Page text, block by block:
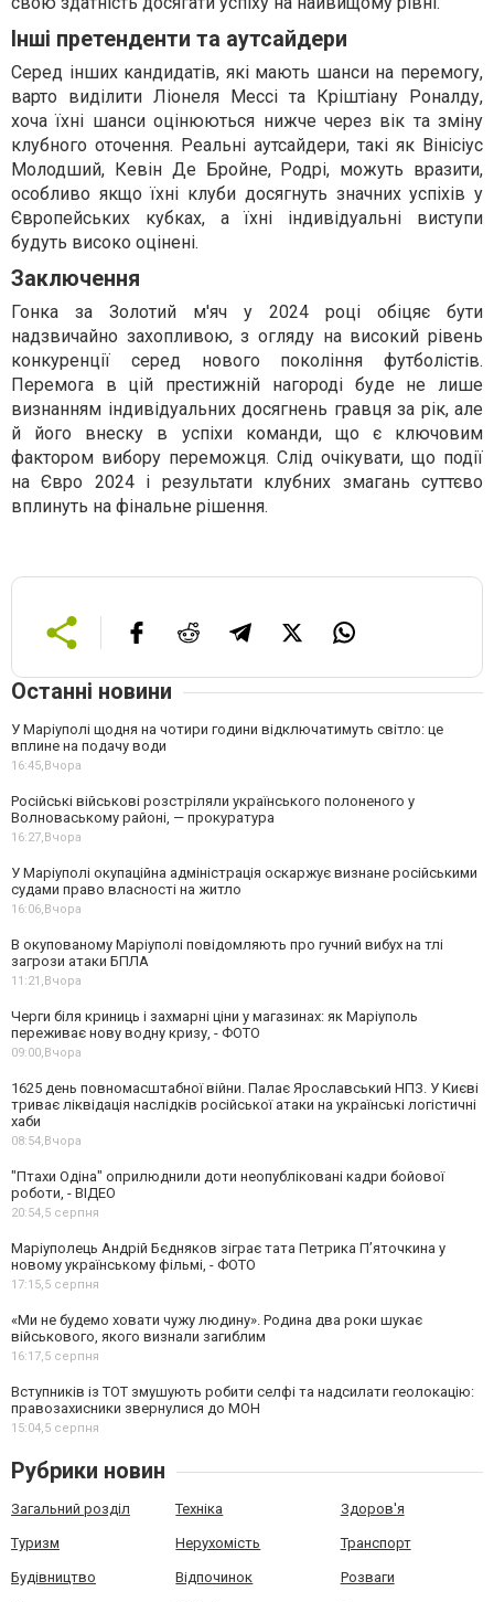
Інші претенденти та аутсайдери
Серед інших кандидатів, які мають шанси на перемогу,
варто виділити Ліонеля Мессі та Кріштіану Роналду,
хоча їхні шанси оцінюються нижче через вік та зміну
клубного оточення. Реальні аутсайдери, такі як Вінісіус
Молодший, Кевін Де Бройне, Родрі, можуть вразити,
особливо якщо їхні клуби досягнуть значних успіхів у
Європейських кубках, а їхні індивідуальні виступи
будуть високо оцінені.
Заключення
Гонка за Золотий м'яч у 2024 році обіцяє бути
надзвичайно захопливою, з огляду на високий рівень
конкуренції серед нового покоління футболістів.
Перемога в цій престижній нагороді буде не лише
визнанням індивідуальних досягнень гравця за рік, але
й його внеску в успіхи команди, що є ключовим
фактором вибору переможця. Слід очікувати, що події
на Євро 2024 і результати клубних змагань суттєво
вплинуть на фінальне рішення.
Останні новини
У Маріуполі щодня на чотири години відключатимуть світло: це
вплине на подачу води
16:45, Вчора
Російські військові розстріляли українського полоненого у
Волноваському районі, — прокуратура
16:27, Вчора
У Маріуполі окупаційна адміністрація оскаржує визнане російськими
судами право власності на житло
16:06, Вчора
В окупованому Маріуполі повідомляють про гучний вибух на тлі
загрози атаки БПЛА
11:21, Вчора
Черги біля криниць і захмарні ціни у магазинах: як Маріуполь
переживає нову водну кризу, - ФОТО
09:00, Вчора
1625 день повномасштабної війни. Палає Ярославський НПЗ. У Києві
триває ліквідація наслідків російської атаки на українські логістичні
хаби
08:54, Вчора
"Птахи Одіна" оприлюднили доти неопубліковані кадри бойової
роботи, - ВІДЕО
20:54,5 серпня
Маріуполець Андрій Бєдняков зіграє тата Петрика П’яточкина у
новому українському фільмі, - ФОТО
17:15,5 серпня
«Ми не будемо ховати чужу людину». Родина два роки шукає
військового, якого визнали загиблим
16:17,5 серпня
Вступників із ТОТ змушують робити селфі та надсилати геолокацію:
правозахисники звернулися до МОН
15:04,5 серпня
Рубрики новин
Загальний розділ Техніка Здоров'я
Туризм Нерухомість Транспорт
Будівництво Відпочинок Розваги